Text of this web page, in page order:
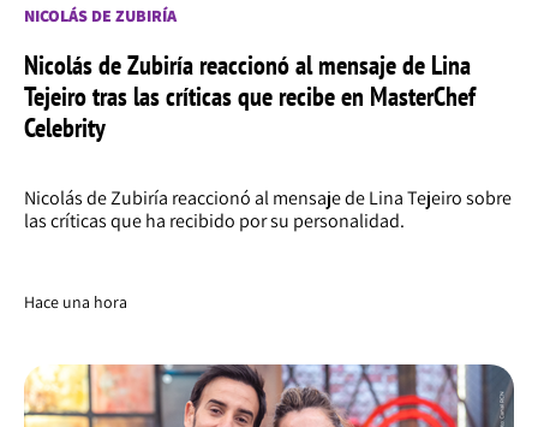
NICOLÁS DE ZUBIRÍA
Nicolás de Zubiría reaccionó al mensaje de Lina
Tejeiro tras las críticas que recibe en MasterChef
Celebrity
Nicolás de Zubiría reaccionó al mensaje de Lina Tejeiro sobre
las críticas que ha recibido por su personalidad.
Hace una hora